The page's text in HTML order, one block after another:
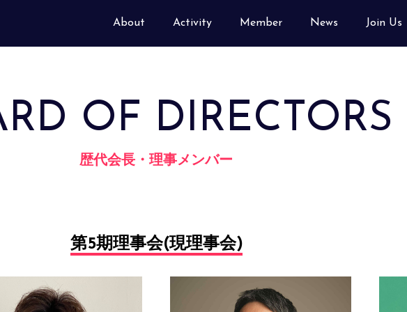
About Activity Member News Join Us
OF DIRECTORS
歴代会長・理事メンバー
第5期理事会(現理事会)